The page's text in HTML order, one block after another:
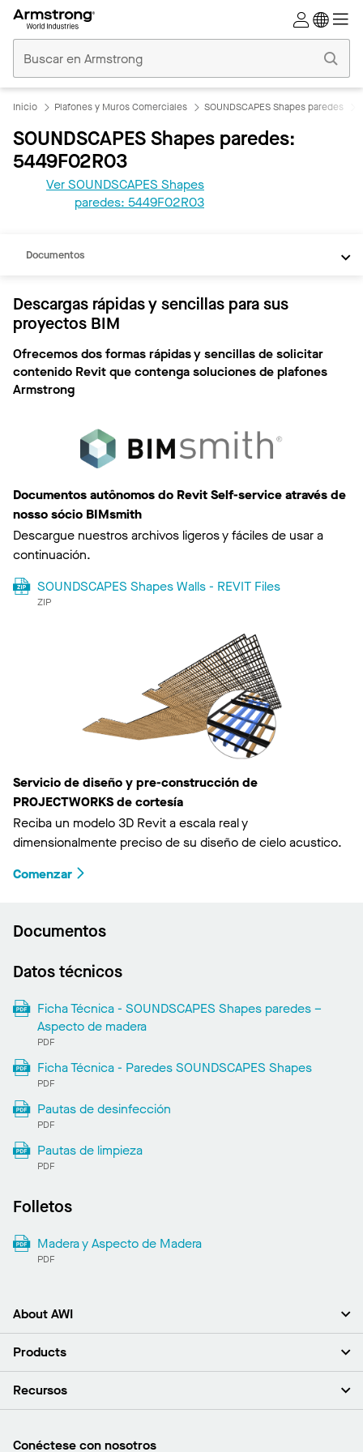
Comerciales
Inicio
Inicio Plafones y Muros Comerciales SOUNDSCAPES Shapes paredes
SOUNDSCAPES Shapes paredes:
5449F02R03
Ver SOUNDSCAPES Shapes
paredes: 5449F02R03
Documentos
Descargas rápidas y sencillas para sus
proyectos BIM
Ofrecemos dos formas rápidas y sencillas de solicitar
contenido Revit que contenga soluciones de plafones
Armstrong
Documentos autônomos do Revit Self-service através de
nosso sócio BIMsmith
Descargue nuestros archivos ligeros y fáciles de usar a
continuación.
SOUNDSCAPES Shapes Walls - REVIT Files
ZIP
Servicio de diseño y pre-construcción de
PROJECTWORKS de cortesía
Reciba un modelo 3D Revit a escala real y
dimensionalmente preciso de su diseño de cielo acustico.
Comenzar
Documentos
Datos técnicos
Ficha Técnica - SOUNDSCAPES Shapes paredes –
Aspecto de madera
PDF
Ficha Técnica - Paredes SOUNDSCAPES Shapes
PDF
Pautas de desinfección
PDF
Pautas de limpieza
PDF
Folletos
Madera y Aspecto de Madera
PDF
About AWI
Acerca de nosotros
Sala de prensa
Products
Plafones
Recursos
Buscar un distribuidor
Conéctese con nosotros